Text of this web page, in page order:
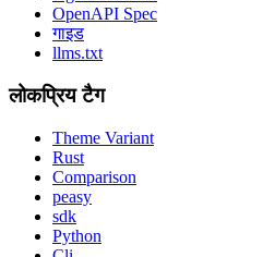
OpenAPI Spec
गाइड
llms.txt
लोकप्रिय टैग
Theme Variant
Rust
Comparison
peasy
sdk
Python